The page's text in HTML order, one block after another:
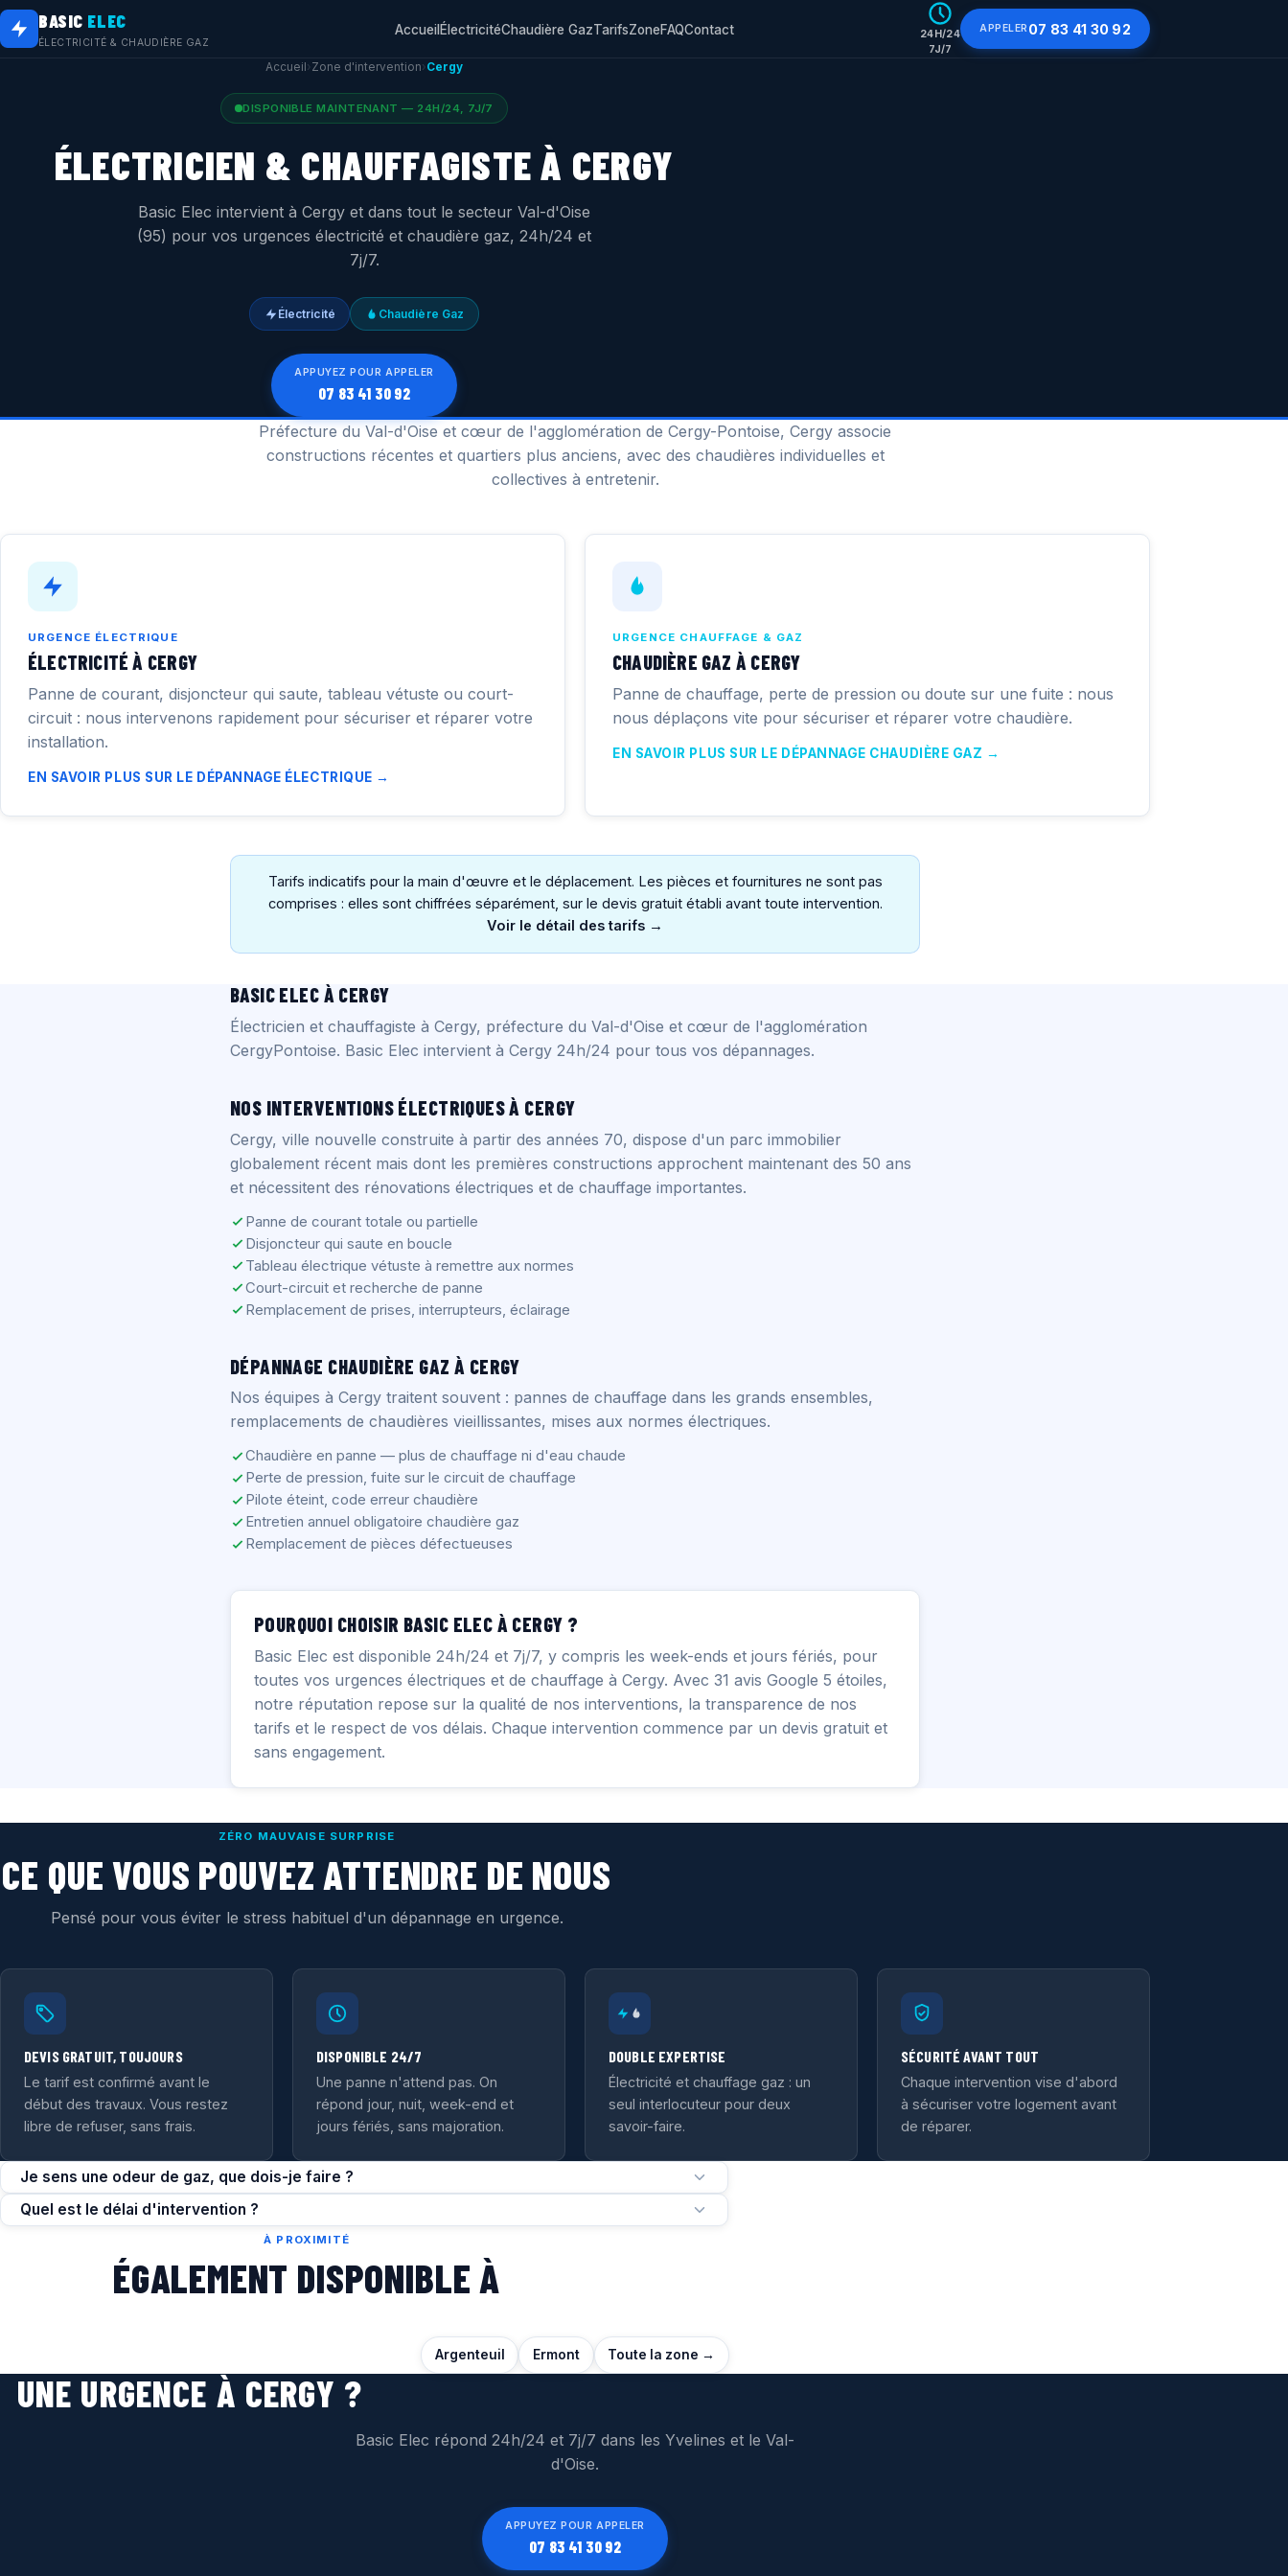
BASIC ELEC
ÉLECTRICITÉ & CHAUDIÈRE GAZ
AccueilÉlectricitéChaudière GazTarifsZoneFAQContact
24H/24
7J/7
APPELER 07 83 41 30 92
Accueil › Zone d'intervention› Cergy
DISPONIBLE MAINTENANT — 24H/24, 7J/7
ÉLECTRICIEN & CHAUFFAGISTE À CERGY
Basic Elec intervient à Cergy et dans tout le secteur Val-d'Oise
(95) pour vos urgences électricité et chaudière gaz, 24h/24 et
7j/7.
Électricité Chaudière Gaz
APPUYEZ POUR APPELER
07 83 41 30 92
Préfecture du Val-d'Oise et cœur de l'agglomération de Cergy-Pontoise, Cergy associe
constructions récentes et quartiers plus anciens, avec des chaudières individuelles et
collectives à entretenir.
URGENCE ÉLECTRIQUE
ÉLECTRICITÉ À CERGY
Panne de courant, disjoncteur qui saute, tableau vétuste ou court-
circuit : nous intervenons rapidement pour sécuriser et réparer votre
installation.
EN SAVOIR PLUS SUR LE DÉPANNAGE ÉLECTRIQUE →
URGENCE CHAUFFAGE & GAZ
CHAUDIÈRE GAZ À CERGY
Panne de chauffage, perte de pression ou doute sur une fuite : nous
nous déplaçons vite pour sécuriser et réparer votre chaudière.
EN SAVOIR PLUS SUR LE DÉPANNAGE CHAUDIÈRE GAZ →
Tarifs indicatifs pour la main d'œuvre et le déplacement. Les pièces et fournitures ne sont pas
comprises : elles sont chiffrées séparément, sur le devis gratuit établi avant toute intervention.
Voir le détail des tarifs →
BASIC ELEC À CERGY
Électricien et chauffagiste à Cergy, préfecture du Val-d'Oise et cœur de l'agglomération
CergyPontoise. Basic Elec intervient à Cergy 24h/24 pour tous vos dépannages.
NOS INTERVENTIONS ÉLECTRIQUES À CERGY
Cergy, ville nouvelle construite à partir des années 70, dispose d'un parc immobilier
globalement récent mais dont les premières constructions approchent maintenant des 50 ans
et nécessitent des rénovations électriques et de chauffage importantes.
Panne de courant totale ou partielle
Disjoncteur qui saute en boucle
Tableau électrique vétuste à remettre aux normes
Court-circuit et recherche de panne
Remplacement de prises, interrupteurs, éclairage
DÉPANNAGE CHAUDIÈRE GAZ À CERGY
Nos équipes à Cergy traitent souvent : pannes de chauffage dans les grands ensembles,
remplacements de chaudières vieillissantes, mises aux normes électriques.
Chaudière en panne — plus de chauffage ni d'eau chaude
Perte de pression, fuite sur le circuit de chauffage
Pilote éteint, code erreur chaudière
Entretien annuel obligatoire chaudière gaz
Remplacement de pièces défectueuses
POURQUOI CHOISIR BASIC ELEC À CERGY ?
Basic Elec est disponible 24h/24 et 7j/7, y compris les week-ends et jours fériés, pour
toutes vos urgences électriques et de chauffage à Cergy. Avec 31 avis Google 5 étoiles,
notre réputation repose sur la qualité de nos interventions, la transparence de nos
tarifs et le respect de vos délais. Chaque intervention commence par un devis gratuit et
sans engagement.
ZÉRO MAUVAISE SURPRISE
CE QUE VOUS POUVEZ ATTENDRE DE NOUS
Pensé pour vous éviter le stress habituel d'un dépannage en urgence.
DEVIS GRATUIT, TOUJOURS
Le tarif est confirmé avant le
début des travaux. Vous restez
libre de refuser, sans frais.
DISPONIBLE 24/7
Une panne n'attend pas. On
répond jour, nuit, week-end et
jours fériés, sans majoration.
DOUBLE EXPERTISE
Électricité et chauffage gaz : un
seul interlocuteur pour deux
savoir-faire.
SÉCURITÉ AVANT TOUT
Chaque intervention vise d'abord
à sécuriser votre logement avant
de réparer.
Je sens une odeur de gaz, que dois-je faire ?
Quel est le délai d'intervention ?
À PROXIMITÉ
ÉGALEMENT DISPONIBLE À
Argenteuil Ermont Toute la zone →
UNE URGENCE À CERGY ?
Basic Elec répond 24h/24 et 7j/7 dans les Yvelines et le Val-
d'Oise.
APPUYEZ POUR APPELER
07 83 41 30 92